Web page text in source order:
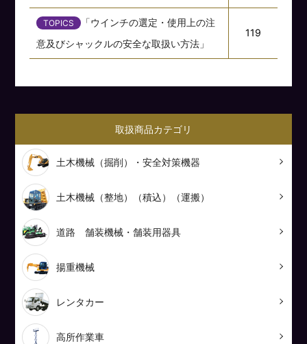
TOPICS
「ウインチの選定・使用上の注
意及びシャックルの安全な取扱い方法」
119
取扱商品カテゴリ
土木機械（掘削）・安全対策機器
土木機械（整地）（積込）（運搬）
道路 舗装機械・舗装用器具
揚重機械
レンタカー
高所作業車